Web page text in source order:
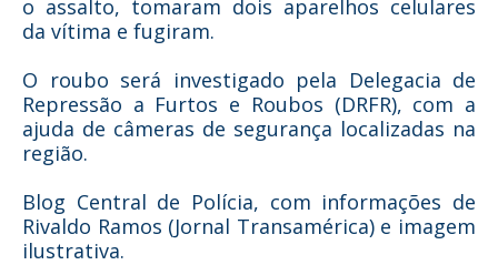
o assalto, tomaram dois aparelhos celulares
da vítima e fugiram.
O roubo será investigado pela Delegacia de
Repressão a Furtos e Roubos (DRFR), com a
ajuda de câmeras de segurança localizadas na
região.
Blog Central de Polícia, com informações de
Rivaldo Ramos (Jornal Transamérica) e imagem
ilustrativa.